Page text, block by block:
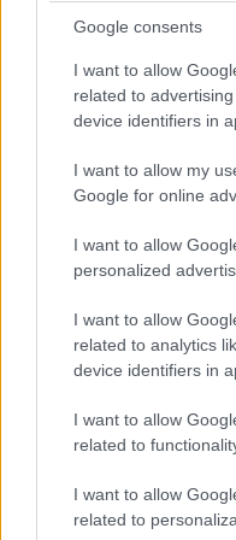
Google consents
I want to allow
related to
device identifiers in
I want to allow my
Google for online
I want to allow
personalized
I want to allow
related to analytics
device identifiers in
I want to allow
related to
I want to allow
related to
Lindbladon. Verstappen
helyen haladó Gaslytól.
Russell viszont
A visszajátszásból
visszafulladt a startnál és
esélyeit legalább ennyire
Verstappen vetődött be a
nyolcadiknak a holland.